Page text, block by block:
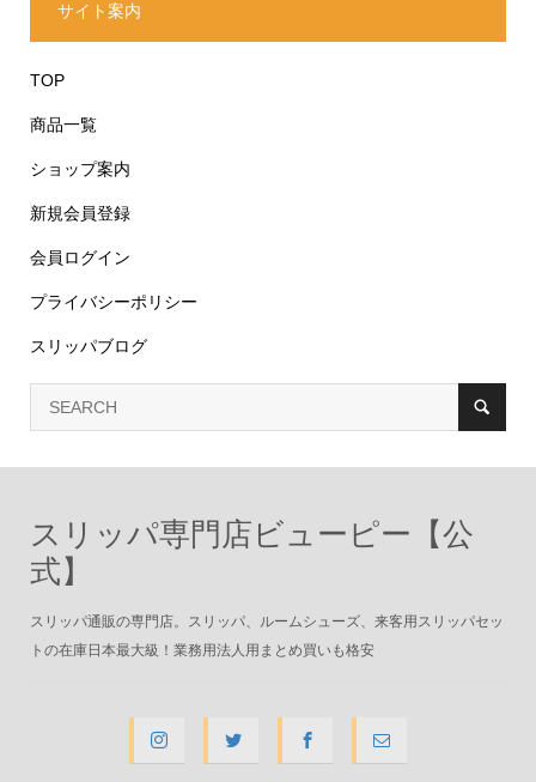
サイト案内
TOP
商品一覧
ショップ案内
新規会員登録
会員ログイン
プライバシーポリシー
スリッパブログ
スリッパ専門店ビューピー【公
式】
スリッパ通販の専門店。スリッパ、ルームシューズ、来客用スリッパセッ
トの在庫日本最大級！業務用法人用まとめ買いも格安